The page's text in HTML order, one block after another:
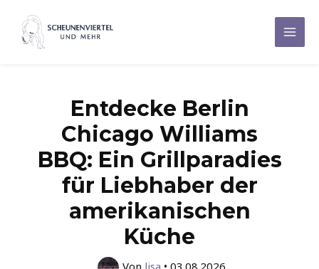
Inhalt
springen
Main
Entdecke Berlin
Chicago Williams
BBQ: Ein Grillparadies
für Liebhaber der
amerikanischen
Küche